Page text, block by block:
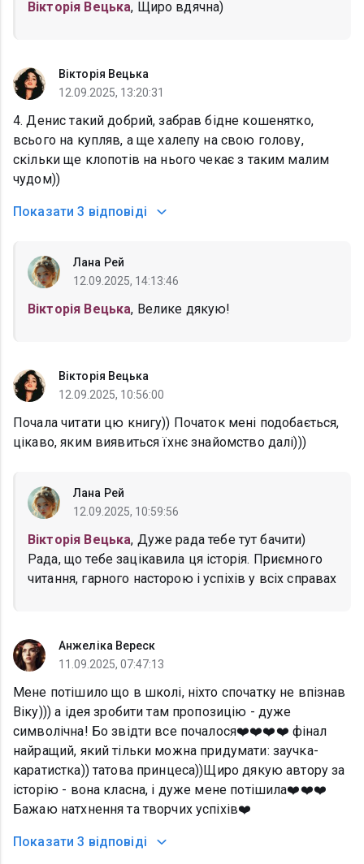
Вікторія Вецька, Щиро вдячна)
Вікторія Вецька
12.09.2025, 13:20:31
4. Денис такий добрий, забрав бідне кошенятко,
всього на купляв, а ще халепу на свою голову,
скільки ще клопотів на нього чекає з таким малим
чудом))
Показати 3 відповіді
Лана Рей
12.09.2025, 14:13:46
Вікторія Вецька, Велике дякую!
Вікторія Вецька
12.09.2025, 10:56:00
Почала читати цю книгу)) Початок мені подобається,
цікаво, яким виявиться їхнє знайомство далі)))
Лана Рей
12.09.2025, 10:59:56
Вікторія Вецька, Дуже рада тебе тут бачити)
Рада, що тебе зацікавила ця історія. Приємного
читання, гарного насторою і успіхів у всіх справах
Анжеліка Вереск
11.09.2025, 07:47:13
Мене потішило що в школі, ніхто спочатку не впізнав
Віку))) а ідея зробити там пропозицію - дуже
символічна! Бо звідти все почалося❤️❤️❤️❤️ фінал
найращий, який тільки можна придумати: заучка-
каратистка)) татова принцеса))Щиро дякую автору за
історію - вона класна, і дуже мене потішила❤️❤️❤️
Бажаю натхнення та творчих успіхів❤️
Показати 3 відповіді